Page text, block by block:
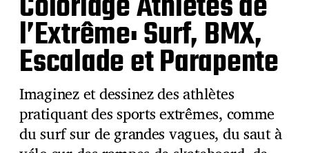
l’Extrême: Surf, BMX,
Escalade et Parapente
Imaginez et dessinez des athlètes
pratiquant des sports extrêmes, comme
du surf sur de grandes vagues, du saut à